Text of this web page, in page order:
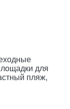
для
пляж,